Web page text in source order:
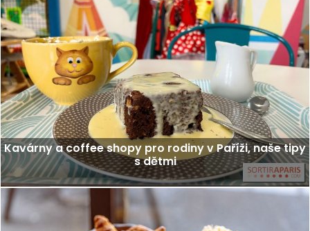
Kavárny a coffee shopy pro rodiny v Paříži, naše tipy
s dětmi